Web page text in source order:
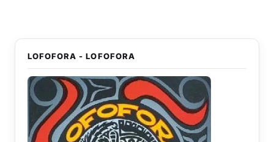
LOFOFORA - LOFOFORA